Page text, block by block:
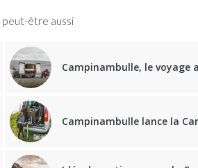
peut-être aussi
Campinambulle, le voyage
Campinambulle lance la